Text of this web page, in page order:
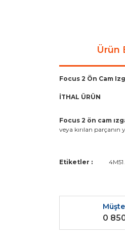
Ürün
Focus 2 Ön Cam
İTHAL ÜRÜN
Focus 2 ön cam
veya kırılan
Bu ürünün fiyat
Ürün resmi
Ürün
Etiketler :
0